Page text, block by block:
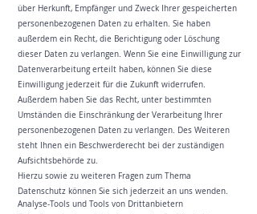
über Herkunft, Empfänger und Zweck Ihrer gespeicherten
personenbezogenen Daten zu erhalten. Sie haben
außerdem ein Recht, die Berichtigung oder Löschung
dieser Daten zu verlangen. Wenn Sie eine Einwilligung zur
Datenverarbeitung erteilt haben, können Sie diese
Einwilligung jederzeit für die Zukunft widerrufen.
Außerdem haben Sie das Recht, unter bestimmten
Umständen die Einschränkung der Verarbeitung Ihrer
personenbezogenen Daten zu verlangen. Des Weiteren
steht Ihnen ein Beschwerderecht bei der zuständigen
Aufsichtsbehörde zu.
Hierzu sowie zu weiteren Fragen zum Thema
Datenschutz können Sie sich jederzeit an uns wenden.
Analyse-Tools und Tools von Dritt­anbietern